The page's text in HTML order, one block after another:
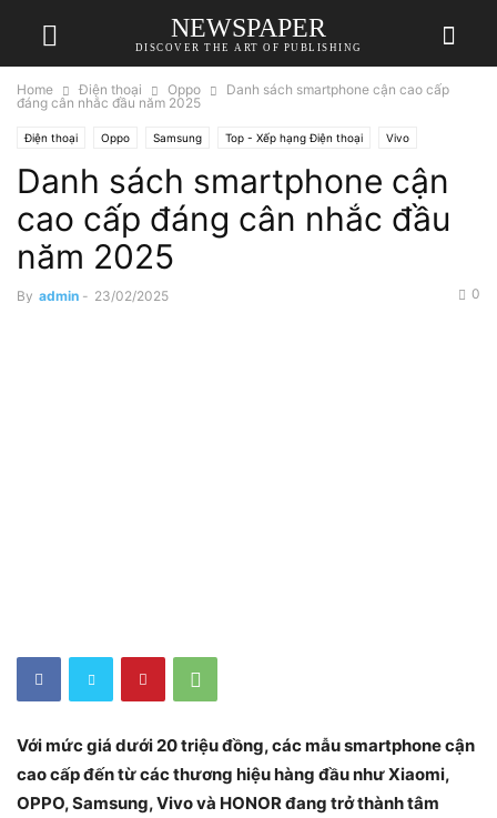
NEWSPAPER
DISCOVER THE ART OF PUBLISHING
Home Điện thoại Oppo
Danh sách smartphone cận cao cấp
đáng cân nhắc đầu năm 2025
Điện thoại Oppo Samsung Top - Xếp hạng Điện thoại Vivo
Xiaomi
Danh sách smartphone cận
cao cấp đáng cân nhắc đầu
năm 2025
By admin - 23/02/2025 0
Với mức giá dưới 20 triệu đồng, các mẫu smartphone cận
cao cấp đến từ các thương hiệu hàng đầu như Xiaomi,
OPPO, Samsung, Vivo và HONOR đang trở thành tâm